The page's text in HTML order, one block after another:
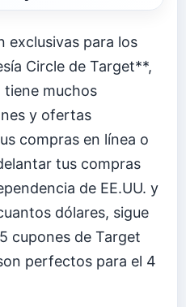
exclusivas para los
Circle de Target**,
tiene muchos
y ofertas
compras en línea o
tus compras
de EE.UU. y
dólares, sigue
cupones de Target
perfectos para el 4